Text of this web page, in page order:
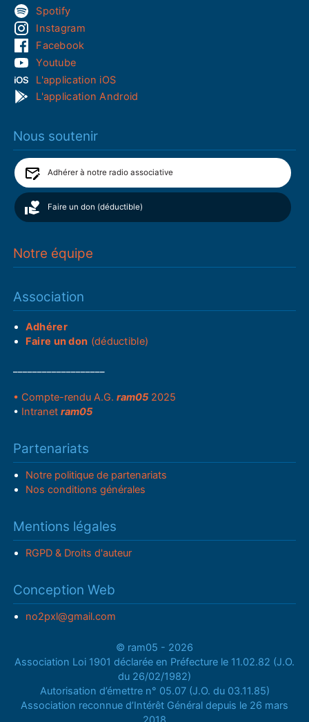
Spotify
Instagram
Facebook
Youtube
L'application iOS
L'application Android
Nous soutenir
Adhérer à notre radio associative
Faire un don (déductible)
Notre équipe
Association
Adhérer
Faire un don (déductible)
• Compte-rendu A.G.ram05 2025
• Intranetram05
Partenariats
Notre politique de partenariats
Nos conditions générales
Mentions légales
RGPD & Droits d'auteur
Conception Web
no2pxl@gmail.com
© ram05 - 2026
Association Loi 1901 déclarée en Préfecture le 11.02.82 (J.O.
du 26/02/1982)
Autorisation d’émettre n° 05.07 (J.O. du 03.11.85)
Association reconnue d’Intérêt Général depuis le 26 mars